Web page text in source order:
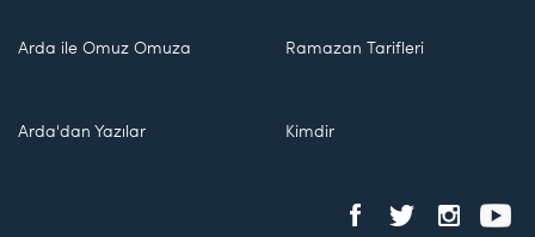
Arda ile Omuz Omuza Ramazan Tarifleri
Arda'dan Yazılar Kimdir